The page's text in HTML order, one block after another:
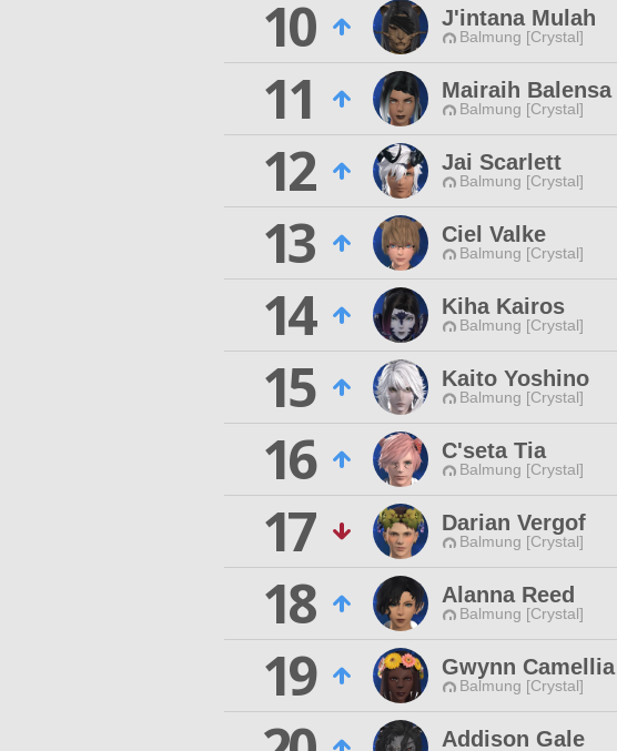
10
J'intana Mulah
Balmung [Crystal]
11
Mairaih Balensa
Balmung [Crystal]
12
Jai Scarlett
Balmung [Crystal]
13
Ciel Valke
Balmung [Crystal]
14
Kiha Kairos
Balmung [Crystal]
15
Kaito Yoshino
Balmung [Crystal]
16
C'seta Tia
Balmung [Crystal]
17
Darian Vergof
Balmung [Crystal]
18
Alanna Reed
Balmung [Crystal]
19
Gwynn Camellia
Balmung [Crystal]
Addison Gale